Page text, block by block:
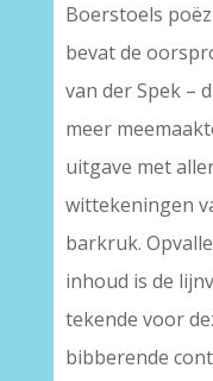
Boerstoels
bevat de
van der Spek –
meer
uitgave met
wittekeningen
barkruk.
inhoud is de
tekende voor
bibberende